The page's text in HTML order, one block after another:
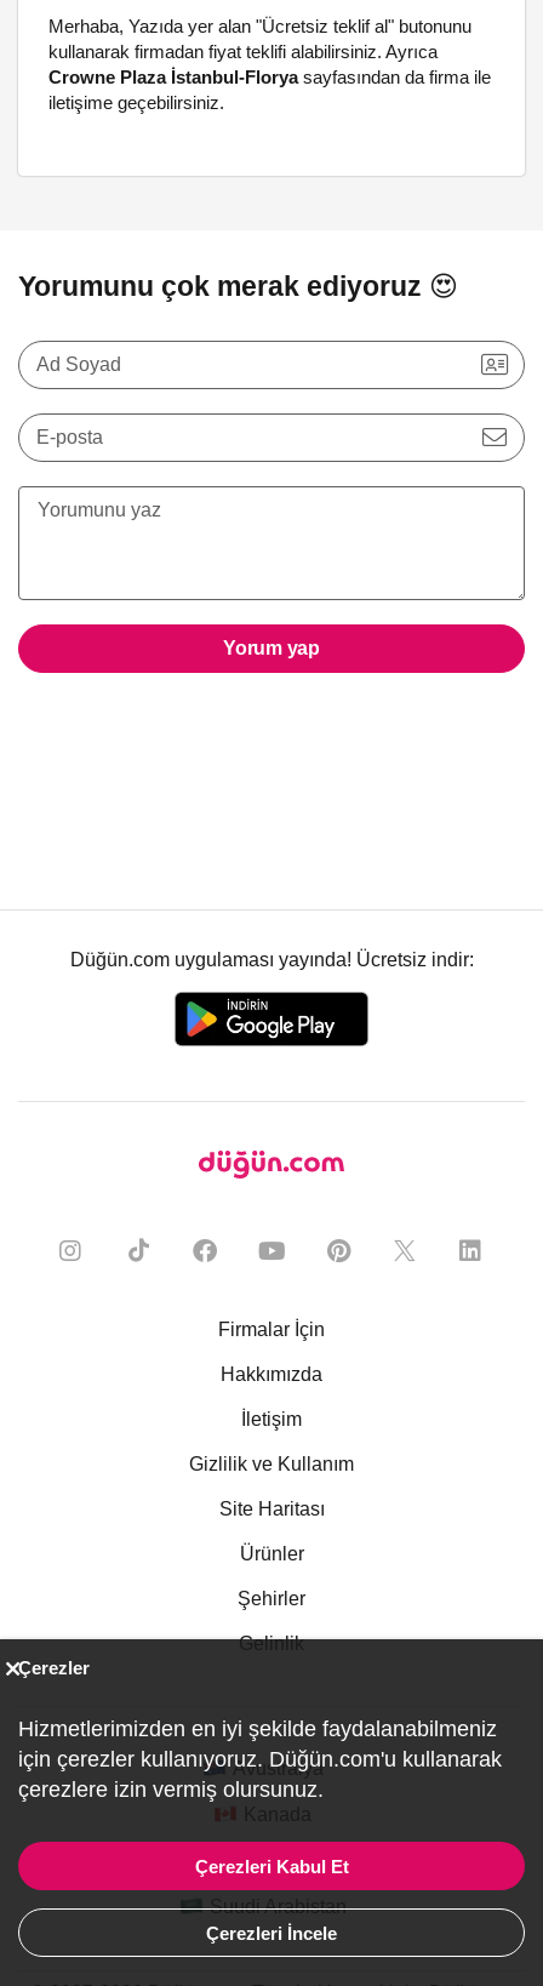
Merhaba, Yazıda yer alan "Ücretsiz teklif al" butonunu
kullanarak firmadan fiyat teklifi alabilirsiniz. Ayrıca
Crowne Plaza İstanbul-Floryasayfasından da firma ile
iletişime geçebilirsiniz.
Yorumunu çok merak ediyoruz 😍
Ad Soyad
E-posta
Yorum yap
Düğün.com uygulaması yayında! Ücretsiz indir:
Firmalar İçin
Hakkımızda
İletişim
Gizlilik ve Kullanım
Site Haritası
Ürünler
Şehirler
Gelinlik
Avustralya
Almanya
Suudi Arabistan
Çerezler
Hizmetlerimizden en iyi şekilde faydalanabilmeniz
için çerezler kullanıyoruz. Düğün.com'u kullanarak
çerezlere izin vermiş olursunuz.
Çerezleri Kabul Et
Çerezleri İncele